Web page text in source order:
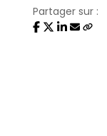
Partager sur :